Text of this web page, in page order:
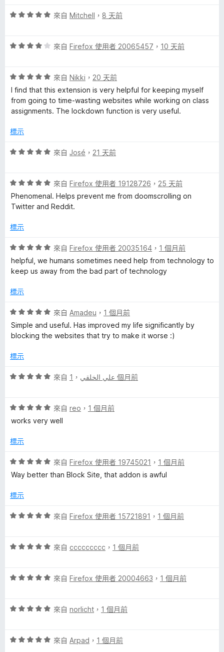
評
分
分
5
分
來自 Mitchell ， 8 天前
評
分
，
滿
分
分
來自 Firefox 使用者 20065457 ， 10 天前
評
價
5
分
滿
5
來自 Nikki ， 20 天前
I find that this extension is very helpful for keeping myself
from going to time-wasting websites while working on class
assignments. The lockdown function is very useful.
標示
評
分
，
滿
5
來自 José ， 21 天前
評
價
5
，
分
5
分
來自 Firefox 使用者 19128726 ， 25 天前
Phenomenal. Helps prevent me from doomscrolling on
Twitter and Reddit.
標示
評
價
5
，
分
5
分
來自 Firefox 使用者 20035164 ， 1 個月前
helpful, we humans sometimes need help from technology to
keep us away from the bad part of technology
標示
評
價
5
，
分
來自 Amadeu ， 1 個月前
Simple and useful. Has improved my life significantly by
blocking the websites that try to make it worse :)
標示
評
分
，
分
分
來自 علي الخلقي ， 1 個月前
評
價
分
滿
分
分
來自 reo ， 1 個月前
works very well
標示
評
價
分
滿
分
來自 Firefox 使用者 19745021 ， 1 個月前
Way better than Block Site, that addon is awful
標示
評
分
分
來自 Firefox 使用者 15721891 ， 1 個月前
評
分
分
來自 ccccccccc ， 1 個月前
評
分
分
來自 Firefox 使用者 20004663 ， 1 個月前
評
分
來自 norlicht ， 1 個月前
評
來自 Arpad ， 1 個月前